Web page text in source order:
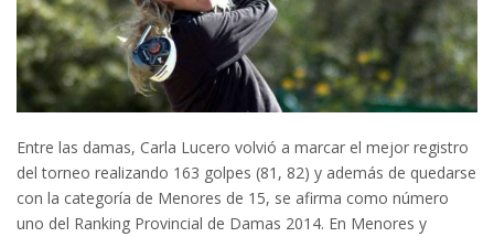
Entre las damas, Carla Lucero volvió a marcar el mejor registro
del torneo realizando 163 golpes (81, 82) y además de quedarse
con la categoría de Menores de 15, se afirma como número
uno del Ranking Provincial de Damas 2014. En Menores y